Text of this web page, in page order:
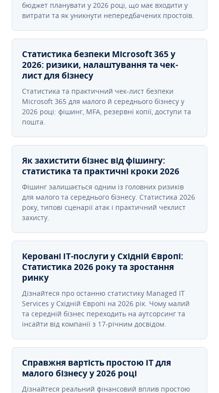
бюджет планувати у 2026 році, що має входити у
витрати та як уникнути непередбачених простоїв.
Статистика безпеки Microsoft 365 у
2026: ризики, налаштування та чек-
лист для бізнесу
Статистика та практичний чек-лист безпеки
Microsoft 365 для малого й середнього бізнесу у
2026 році: фішинг, MFA, резервні копії, доступи та
пошта.
Як захистити бізнес від фішингу:
статистика та практичні кроки 2026
Фішинг залишається одним із головних ризиків
для малого та середнього бізнесу. Статистика 2026
року, типові сценарії атак і практичний чеклист
захисту.
Керовані ІТ-послуги у Східній Європі:
Статистика 2026 року та зростання
ринку
Дізнайтеся про останню статистику Managed IT
Services у Східній Європі на 2026 рік. Чому малий
та середній бізнес переходить на аутсорсинг та
інсайти від компанії з 17-річним досвідом.
Справжня вартість простою IT для
малого бізнесу у 2026 році
Дізнайтеся реальний фінансовий вплив простою